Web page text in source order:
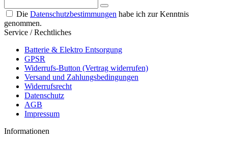
Die Datenschutzbestimmungen habe ich zur Kenntnis
genommen.
Service / Rechtliches
Batterie & Elektro Entsorgung
GPSR
Widerrufs-Button (Vertrag widerrufen)
Versand und Zahlungsbedingungen
Widerrufsrecht
Datenschutz
AGB
Impressum
Informationen